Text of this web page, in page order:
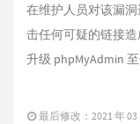
在维护人员对该漏
击任何可疑的链接
升级 phpMyAdmin
最后修改：2021 年 03